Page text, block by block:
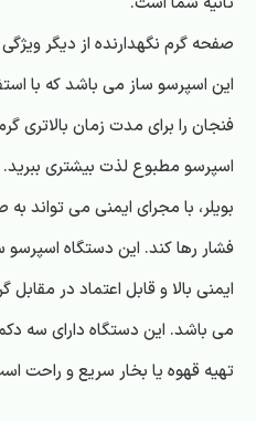
صفحه گرم نگهدارنده از دیگر
این اسپرسو ساز می باشد که با
فنجان را برای مدت زمان بالاتری
اسپرسو مطبوع لذت بیشتری ببرید.
بویلر، با مجرای ایمنی می تواند
فشار رها کند. این دستگاه اسپرسو
ایمنی بالا و قابل اعتماد در
می باشد. این دستگاه دارای سه
تهیه قهوه یا بخار سریع و راحت